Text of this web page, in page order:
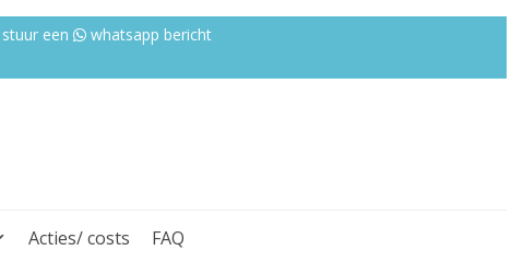
stuur een whatsapp bericht
Acties/ costs FAQ